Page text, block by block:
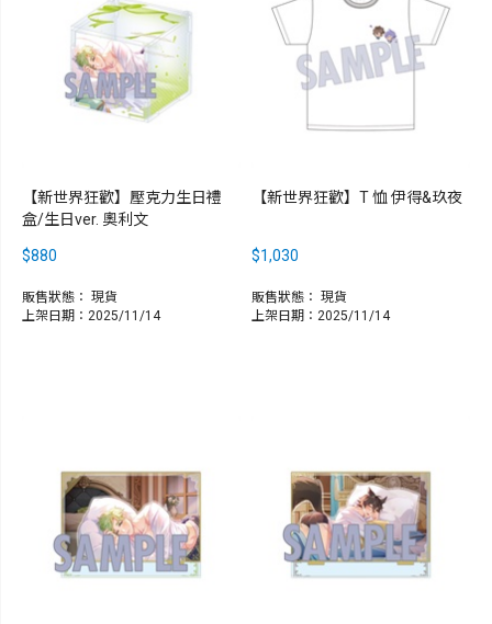
【新世界狂歡】壓克力生日禮
盒/生日ver. 奧利文
$880
販售狀態： 現貨
上架日期：2025/11/14
【新世界狂歡】T 恤 伊得&玖夜
$1,030
販售狀態： 現貨
上架日期：2025/11/14